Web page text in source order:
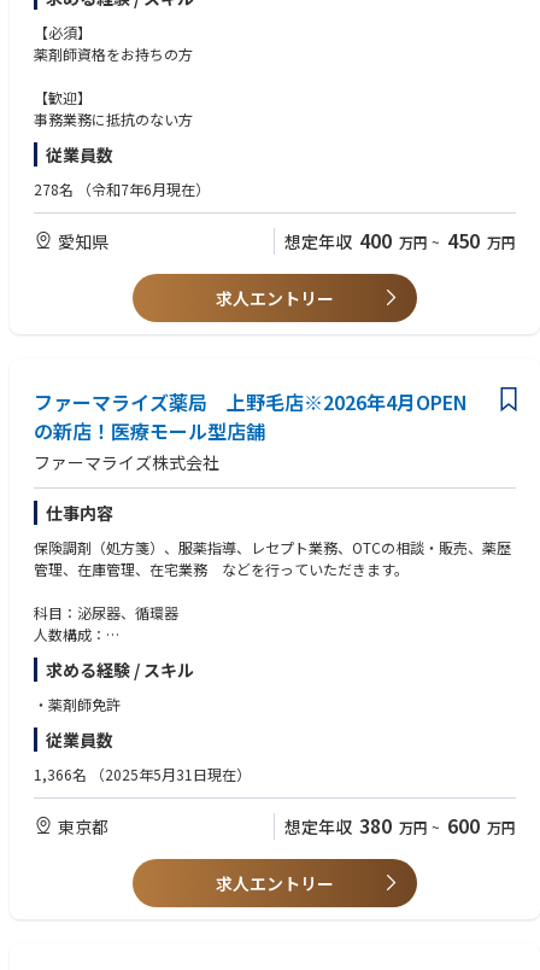
関するサポートを行っている企業での管理薬剤師及び営業事務業務になり
ます。
お客様に研究・開発、製造、診療といった本来の業務に集中していただく
完全週休2日・土日祝が定休、残業もほとんどなく、仕事とプライベート
両立させたい方にお勧めの求人です。
薬局や病院では経験できない業務も経験でき、知見を広げられる職場で
す。
【必須】
薬剤師資格をお持ちの方
【歓迎】
事務業務に抵抗のない方
従業員数
278名 （令和7年6月現在）
愛知県 想定年収 400 万円 ~ 450 万円
求人エントリー
ファーマライズ薬局 上野毛店※2026年4月OPEN
の新店！医療モール型店舗
ファーマライズ株式会社
仕事内容
保険調剤（処方箋）、服薬指導、レセプト業務、OTCの相談・販売、薬歴
管理、在庫管理、在宅業務 などを行っていただきます。
科目：泌尿器、循環器
人数構成：
薬剤師：2名
医療事務：1名
求める経験 / スキル
・薬剤師免許
従業員数
1,366名 （2025年5月31日現在）
東京都 想定年収 380 万円 ~ 600 万円
求人エントリー